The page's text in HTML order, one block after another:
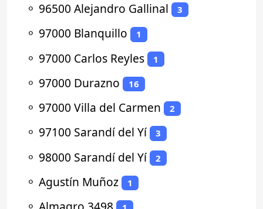
⚬ 96500 Alejandro Gallinal 3
⚬ 97000 Blanquillo 1
⚬ 97000 Carlos Reyles 1
⚬ 97000 Durazno 16
⚬ 97000 Villa del Carmen 2
⚬ 97100 Sarandí del Yí 3
⚬ 98000 Sarandí del Yí 2
⚬ Agustín Muñoz 1